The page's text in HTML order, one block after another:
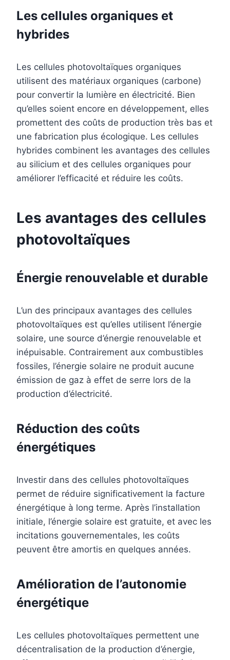
Les cellules organiques et
hybrides
Les cellules photovoltaïques organiques
utilisent des matériaux organiques (carbone)
pour convertir la lumière en électricité. Bien
qu’elles soient encore en développement, elles
promettent des coûts de production très bas et
une fabrication plus écologique. Les cellules
hybrides combinent les avantages des cellules
au silicium et des cellules organiques pour
améliorer l’efficacité et réduire les coûts.
Les avantages des cellules
photovoltaïques
Énergie renouvelable et durable
L’un des principaux avantages des cellules
photovoltaïques est qu’elles utilisent l’énergie
solaire, une source d’énergie renouvelable et
inépuisable. Contrairement aux combustibles
fossiles, l’énergie solaire ne produit aucune
émission de gaz à effet de serre lors de la
production d’électricité.
Réduction des coûts
énergétiques
Investir dans des cellules photovoltaïques
permet de réduire significativement la facture
énergétique à long terme. Après l’installation
initiale, l’énergie solaire est gratuite, et avec les
incitations gouvernementales, les coûts
peuvent être amortis en quelques années.
Amélioration de l’autonomie
énergétique
Les cellules photovoltaïques permettent une
décentralisation de la production d’énergie,